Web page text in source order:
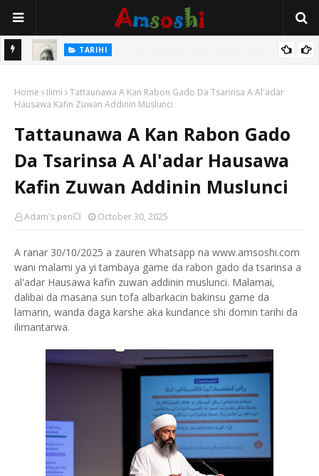
TARIHI
Usman Kure Bungudu
Home Ilimi
Tattaunawa A Kan Rabon Gado Da Tsarinsa A Al'adar
Hausawa Kafin Zuwan Addinin Muslunci
Tattaunawa A Kan Rabon Gado
Da Tsarinsa A Al'adar Hausawa
Kafin Zuwan Addinin Muslunci
Adam's pen💥 October 30, 2025
A ranar 30/10/2025 a zauren Whatsapp na www.amsoshi.com
wani malami ya yi tambaya game da rabon gado da tsarinsa a
al'adar Hausawa kafin zuwan addinin muslunci. Malamai,
dalibai da masana sun tofa albarkacin bakinsu game da
lamarin, wanda daga karshe aka kundance shi domin tarihi da
ilimantarwa.